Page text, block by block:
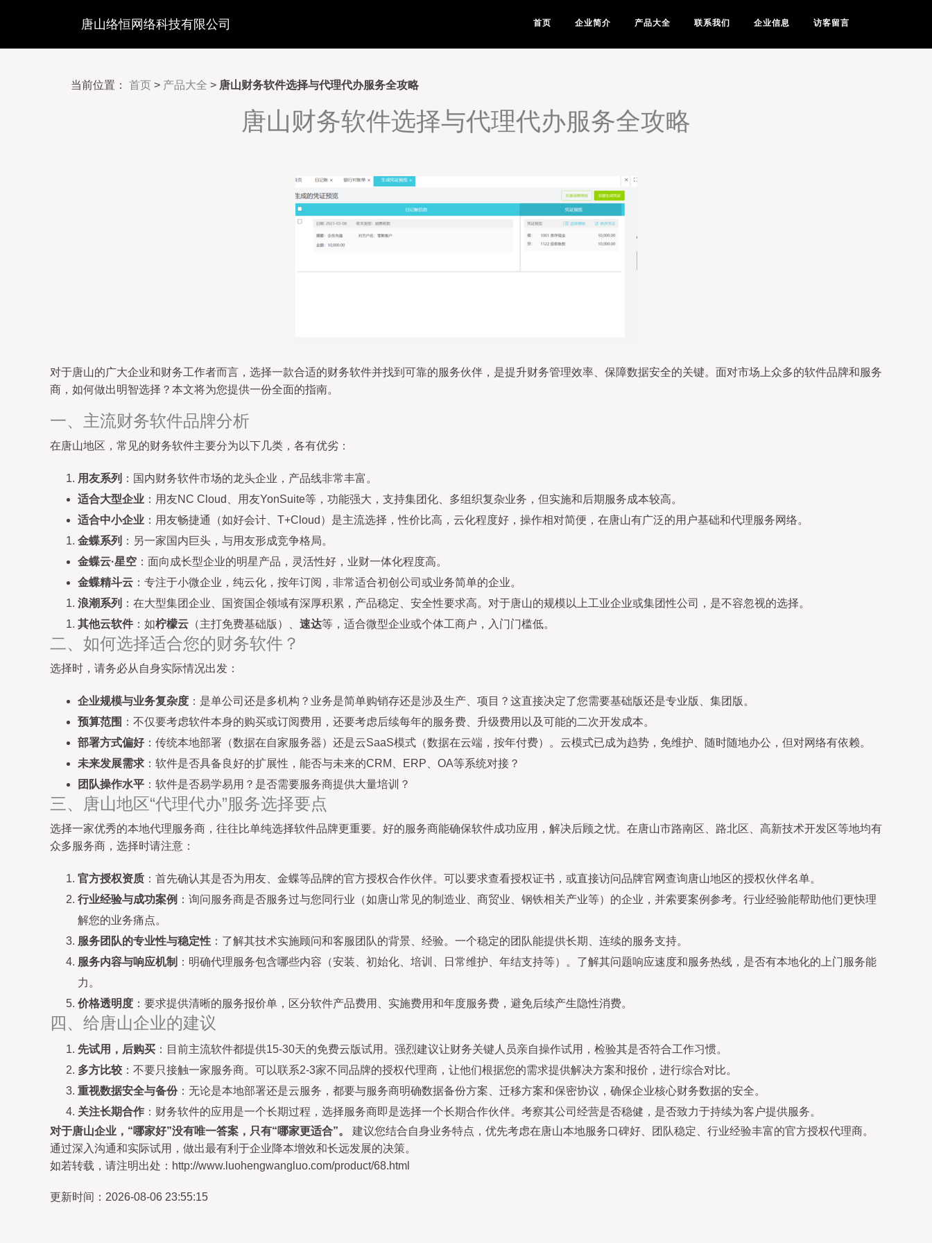
唐山络恒网络科技有限公司 首页 企业简介 产品大全 联系我们 企业信息 访客留言
当前位置： 首页 > 产品大全 > 唐山财务软件选择与代理代办服务全攻略
唐山财务软件选择与代理代办服务全攻略
对于唐山的广大企业和财务工作者而言，选择一款合适的财务软件并找到可靠的服务伙伴，是提升财务管理效率、保障数据安全的关键。面对市场上众多的软件品牌和服务
商，如何做出明智选择？本文将为您提供一份全面的指南。
一、主流财务软件品牌分析
在唐山地区，常见的财务软件主要分为以下几类，各有优劣：
用友系列 ：国内财务软件市场的龙头企业，产品线非常丰富。
适合大型企业 ：用友NC Cloud、用友YonSuite等，功能强大，支持集团化、多组织复杂业务，但实施和后期服务成本较高。
适合中小企业 ：用友畅捷通（如好会计、T+Cloud）是主流选择，性价比高，云化程度好，操作相对简便，在唐山有广泛的用户基础和代理服务网络。
金蝶系列 ：另一家国内巨头，与用友形成竞争格局。
金蝶云·星空 ：面向成长型企业的明星产品，灵活性好，业财一体化程度高。
金蝶精斗云 ：专注于小微企业，纯云化，按年订阅，非常适合初创公司或业务简单的企业。
浪潮系列 ：在大型集团企业、国资国企领域有深厚积累，产品稳定、安全性要求高。对于唐山的规模以上工业企业或集团性公司，是不容忽视的选择。
其他云软件 ：如柠檬云 （主打免费基础版）、 速达等，适合微型企业或个体工商户，入门门槛低。
二、如何选择适合您的财务软件？
选择时，请务必从自身实际情况出发：
企业规模与业务复杂度 ：是单公司还是多机构？业务是简单购销存还是涉及生产、项目？这直接决定了您需要基础版还是专业版、集团版。
预算范围 ：不仅要考虑软件本身的购买或订阅费用，还要考虑后续每年的服务费、升级费用以及可能的二次开发成本。
部署方式偏好：传统本地部署（数据在自家服务器）还是云SaaS模式（数据在云端，按年付费）。云模式已成为趋势，免维护、随时随地办公，但对网络有依赖。
未来发展需求 ：软件是否具备良好的扩展性，能否与未来的CRM、ERP、OA等系统对接？
团队操作水平 ：软件是否易学易用？是否需要服务商提供大量培训？
三、唐山地区“代理代办”服务选择要点
选择一家优秀的本地代理服务商，往往比单纯选择软件品牌更重要。好的服务商能确保软件成功应用，解决后顾之忧。在唐山市路南区、路北区、高新技术开发区等地均有
众多服务商，选择时请注意：
官方授权资质 ：首先确认其是否为用友、金蝶等品牌的官方授权合作伙伴。可以要求查看授权证书，或直接访问品牌官网查询唐山地区的授权伙伴名单。
行业经验与成功案例 ：询问服务商是否服务过与您同行业（如唐山常见的制造业、商贸业、钢铁相关产业等）的企业，并索要案例参考。行业经验能帮助他们更快理
解您的业务痛点。
服务团队的专业性与稳定性 ：了解其技术实施顾问和客服团队的背景、经验。一个稳定的团队能提供长期、连续的服务支持。
服务内容与响应机制 ：明确代理服务包含哪些内容（安装、初始化、培训、日常维护、年结支持等）。了解其问题响应速度和服务热线，是否有本地化的上门服务能
力。
价格透明度 ：要求提供清晰的服务报价单，区分软件产品费用、实施费用和年度服务费，避免后续产生隐性消费。
四、给唐山企业的建议
先试用，后购买 ：目前主流软件都提供15-30天的免费云版试用。强烈建议让财务关键人员亲自操作试用，检验其是否符合工作习惯。
多方比较 ：不要只接触一家服务商。可以联系2-3家不同品牌的授权代理商，让他们根据您的需求提供解决方案和报价，进行综合对比。
重视数据安全与备份：无论是本地部署还是云服务，都要与服务商明确数据备份方案、迁移方案和保密协议，确保企业核心财务数据的安全。
关注长期合作 ：财务软件的应用是一个长期过程，选择服务商即是选择一个长期合作伙伴。考察其公司经营是否稳健，是否致力于持续为客户提供服务。
对于唐山企业，“哪家好”没有唯一答案，只有“哪家更适合”。
建议您结合自身业务特点，优先考虑在唐山本地服务口碑好、团队稳定、行业经验丰富的官方授权代理商。
通过深入沟通和实际试用，做出最有利于企业降本增效和长远发展的决策。
如若转载，请注明出处：http://www.luohengwangluo.com/product/68.html
更新时间：2026-08-06 23:55:15